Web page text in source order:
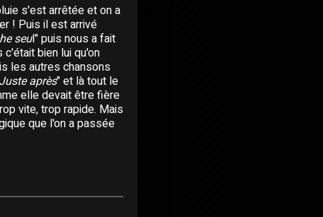
s'est arrêtée et on a
! Puis il est arrivé
seul" puis nous a fait
bien lui qu'on
les autres chansons
Juste après" et là tout le
elle devait être fière
vite, trop rapide. Mais
que l'on a passée